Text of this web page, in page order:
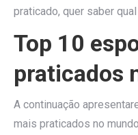
praticado, quer saber
Top 10
praticados
A continuação
mais praticados no